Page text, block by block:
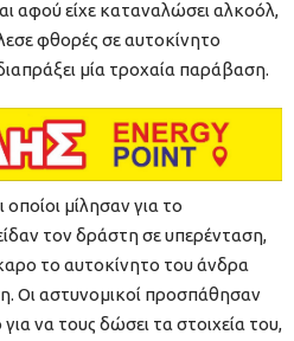
αφού είχε καταναλώσει αλκοόλ,
φθορές σε αυτοκίνητο
μία τροχαία παράβαση.
μίλησαν για το
τον δράστη σε υπερένταση,
το αυτοκίνητο του άνδρα
Οι αστυνομικοί προσπάθησαν
να τους δώσει τα στοιχεία του,